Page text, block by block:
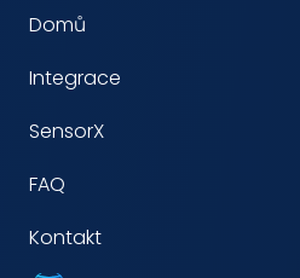
Domů
Integrace
SensorX
FAQ
Kontakt